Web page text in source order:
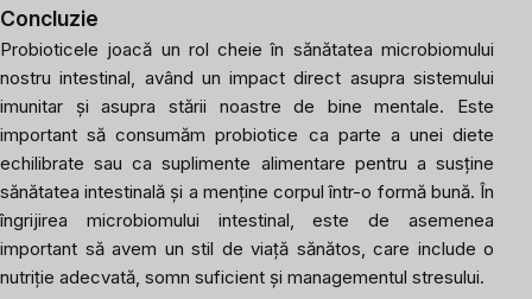
Concluzie
Probioticele joacă un rol cheie în sănătatea microbiomului
nostru intestinal, având un impact direct asupra sistemului
imunitar și asupra stării noastre de bine mentale. Este
important să consumăm probiotice ca parte a unei diete
echilibrate sau ca suplimente alimentare pentru a susține
sănătatea intestinală și a menține corpul într-o formă bună. În
îngrijirea microbiomului intestinal, este de asemenea
important să avem un stil de viață sănătos, care include o
nutriție adecvată, somn suficient și managementul stresului.